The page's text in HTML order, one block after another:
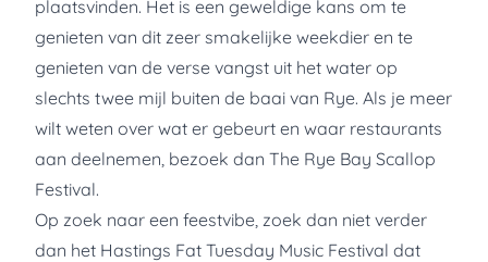
plaatsvinden. Het is een geweldige kans om te
genieten van dit zeer smakelijke weekdier en te
genieten van de verse vangst uit het water op
slechts twee mijl buiten de baai van Rye. Als je meer
wilt weten over wat er gebeurt en waar restaurants
aan deelnemen, bezoek dan The Rye Bay Scallop
Festival.
Op zoek naar een feestvibe, zoek dan niet verder
dan het Hastings Fat Tuesday Music Festival dat